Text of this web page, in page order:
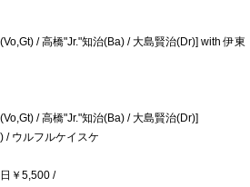
/ 高橋"Jr."知治(Ba) / 大島賢治(Dr)] with 伊東
/ 高橋"Jr."知治(Ba) / 大島賢治(Dr)]
/ ウルフルケイスケ
￥5,500 /